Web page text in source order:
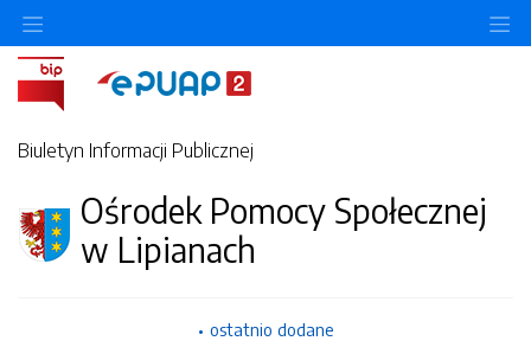
Biuletyn Informacji Publicznej
Ośrodek Pomocy Społecznej
w Lipianach
ostatnio dodane